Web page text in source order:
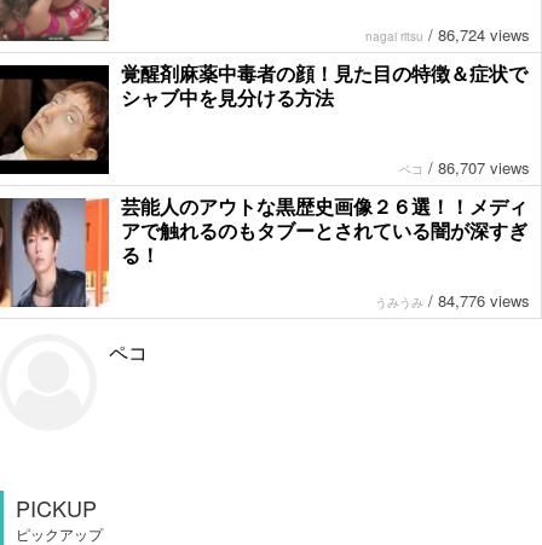
nagai ritsu / 86,724 views
覚醒剤麻薬中毒者の顔！見た目の特徴＆症状で
シャブ中を見分ける方法
ペコ / 86,707 views
芸能人のアウトな黒歴史画像２６選！！メディ
アで触れるのもタブーとされている闇が深すぎ
る！
うみうみ / 84,776 views
ペコ
PICKUP
ピックアップ